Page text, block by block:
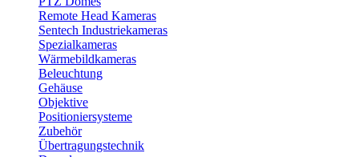
Remote Head Kameras
Sentech Industriekameras
Spezialkameras
Wärmebildkameras
Beleuchtung
Gehäuse
Objektive
Positioniersysteme
Zubehör
Übertragungstechnik